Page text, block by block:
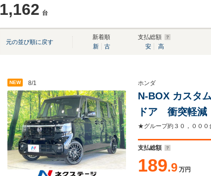
1,162 台
元の並び順に戻す
新着順
新
古
支払総額
安
高
NEW 8/1 ホンダ
N-BOX カスタ
ドア 衝突軽
ー スマートキ
トライト オー
支払総額
189.9 万円